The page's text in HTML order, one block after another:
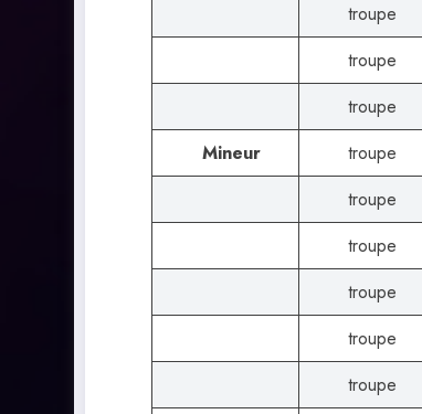
troupe
troupe
troupe
Mineur
troupe
troupe
troupe
troupe
troupe
troupe